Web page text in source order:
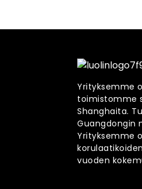
7
Yrityksemme
toimistomme
Shanghaita.
Guangdongin
Yrityksemme
vuoden